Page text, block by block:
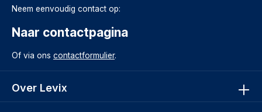
Neem eenvoudig contact op:
Naar contactpagina
Of via ons contactformulier.
Over Levix